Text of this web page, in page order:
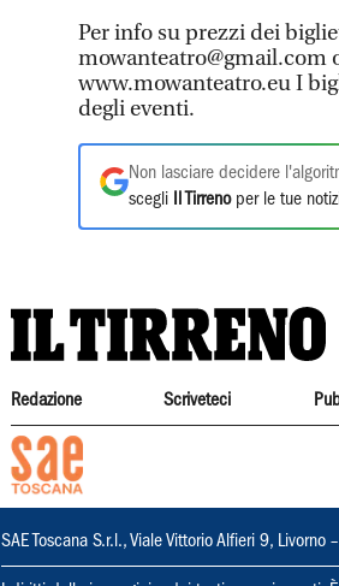
Per info su prezzi dei
mowanteatro@gmail.com
www.mowanteatro.eu I
degli eventi.
Non lasciare decidere
scegli
Il Tirrenoper le tue
Redazione Scriveteci
SAE Toscana S.r.l., Viale Vittorio Alfieri 9,